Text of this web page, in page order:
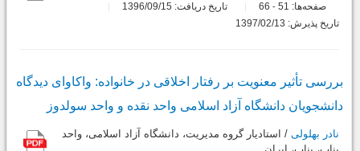
صفحه‌ها: 51
-
تاریخ دریافت: 1396/09/15
تاریخ پذیرش: 1397/02/13
بررسی تأثیر معنویت بر رفتار اخلاقی در خانواده: واکاوای دیدگاه
دانشجویان دانشگاه آزاد اسلامی ‌واحد نقده و واحد سولدوز
نادر بهلولی / استادیار گروه مدیریت، دانشگاه آزاد اسلامی، واحد